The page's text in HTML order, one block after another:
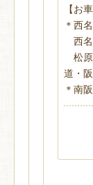
【お
＊西
西
松
道・
＊南